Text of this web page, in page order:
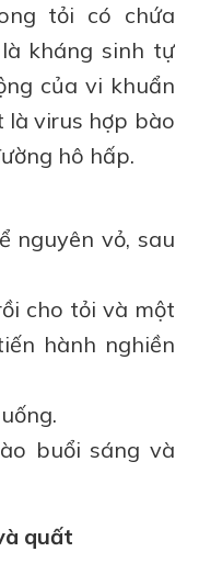
tỏi có chứa
kháng sinh tự
của vi khuẩn
là virus hợp bào
hô hấp.
nguyên vỏ, sau
cho tỏi và một
hành nghiền
buổi sáng và
quất